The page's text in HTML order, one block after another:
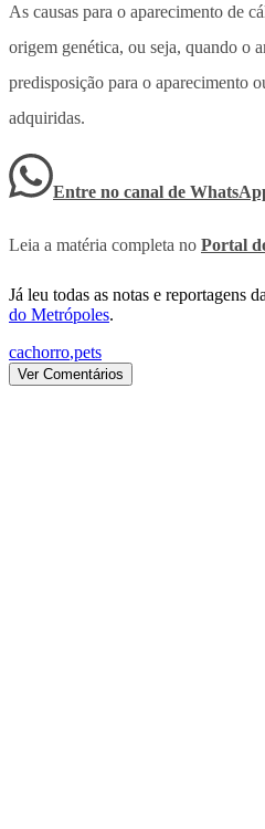
As causas para o aparecimento de
origem genética, ou seja, quando o
predisposição para o aparecimento
adquiridas.
Entre no canal de
Leia a matéria completa no Portal
Já leu todas as notas e reportagens
do Metrópoles.
cachorro,pets
Ver Comentários